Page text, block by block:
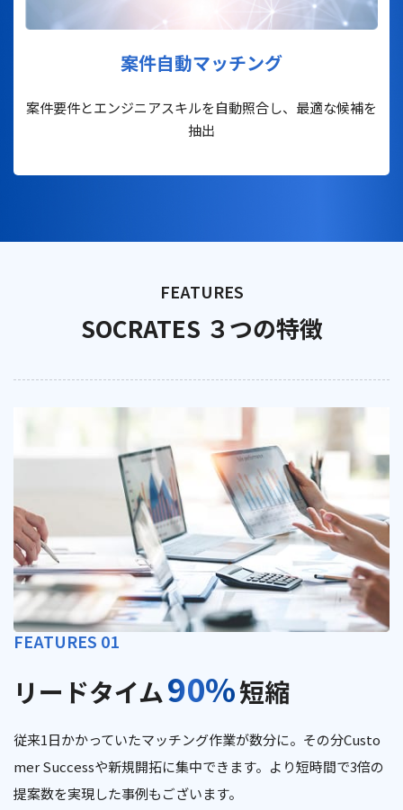
案件自動マッチング
案件要件とエンジニアスキルを自動照合し、 最適な候補を
抽出
SOCRATES ３つの特徴
FEATURES 01
リードタイム90%短縮
従来1日かかっていたマッチング作業が数分に。その分Custo
mer Successや新規開拓に集中できます。より短時間で3倍の
提案数を実現した事例もございます。